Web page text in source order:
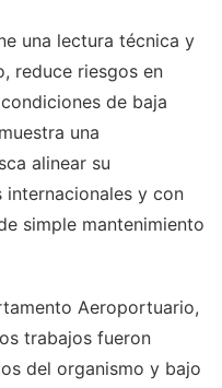
una lectura técnica y
reduce riesgos en
de baja
una
alinear su
internacionales y con
simple mantenimiento
Aeroportuario,
trabajos fueron
del organismo y bajo